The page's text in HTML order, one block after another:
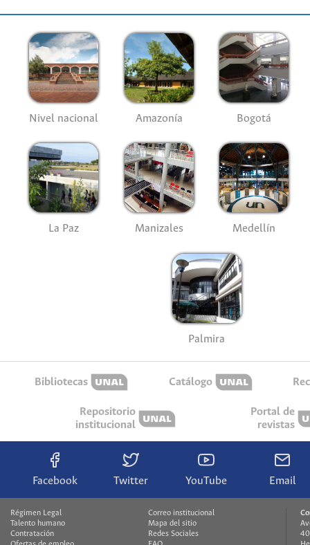
Nivel nacional Amazonía Bogotá
La Paz Manizales Medellín
Palmira
Bibliotecas Catálogo
Repositorio
institucional
Portal de
revistas
Facebook Twitter YouTube Email
Régimen Legal
Talento humano
Contratación
Correo institucional
Mapa del sitio
Redes Sociales